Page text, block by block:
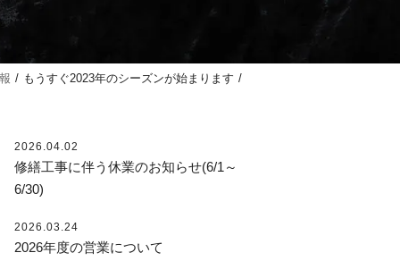
もうすぐ2023年のシーズンが始まります
2026.04.02
修繕工事に伴う休業のお知らせ(6/1～
6/30)
2026.03.24
2026年度の営業について